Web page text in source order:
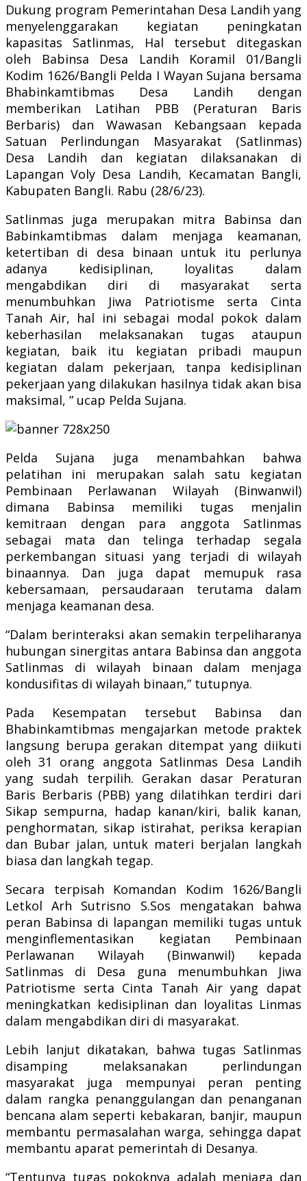
Dukung program Pemerintahan Desa Landih yang
menyelenggarakan kegiatan peningkatan
kapasitas Satlinmas, Hal tersebut ditegaskan
oleh Babinsa Desa Landih Koramil 01/Bangli
Kodim 1626/Bangli Pelda I Wayan Sujana bersama
Bhabinkamtibmas Desa Landih dengan
memberikan Latihan PBB (Peraturan Baris
Berbaris) dan Wawasan Kebangsaan kepada
Satuan Perlindungan Masyarakat (Satlinmas)
Desa Landih dan kegiatan dilaksanakan di
Lapangan Voly Desa Landih, Kecamatan Bangli,
Kabupaten Bangli. Rabu (28/6/23).
Satlinmas juga merupakan mitra Babinsa dan
Babinkamtibmas dalam menjaga keamanan,
ketertiban di desa binaan untuk itu perlunya
adanya kedisiplinan, loyalitas dalam
mengabdikan diri di masyarakat serta
menumbuhkan Jiwa Patriotisme serta Cinta
Tanah Air, hal ini sebagai modal pokok dalam
keberhasilan melaksanakan tugas ataupun
kegiatan, baik itu kegiatan pribadi maupun
kegiatan dalam pekerjaan, tanpa kedisiplinan
pekerjaan yang dilakukan hasilnya tidak akan bisa
maksimal, ” ucap Pelda Sujana.
Pelda Sujana juga menambahkan bahwa
pelatihan ini merupakan salah satu kegiatan
Pembinaan Perlawanan Wilayah (Binwanwil)
dimana Babinsa memiliki tugas menjalin
kemitraan dengan para anggota Satlinmas
sebagai mata dan telinga terhadap segala
perkembangan situasi yang terjadi di wilayah
binaannya. Dan juga dapat memupuk rasa
kebersamaan, persaudaraan terutama dalam
menjaga keamanan desa.
“Dalam berinteraksi akan semakin terpeliharanya
hubungan sinergitas antara Babinsa dan anggota
Satlinmas di wilayah binaan dalam menjaga
kondusifitas di wilayah binaan,” tutupnya.
Pada Kesempatan tersebut Babinsa dan
Bhabinkamtibmas mengajarkan metode praktek
langsung berupa gerakan ditempat yang diikuti
oleh 31 orang anggota Satlinmas Desa Landih
yang sudah terpilih. Gerakan dasar Peraturan
Baris Berbaris (PBB) yang dilatihkan terdiri dari
Sikap sempurna, hadap kanan/kiri, balik kanan,
penghormatan, sikap istirahat, periksa kerapian
dan Bubar jalan, untuk materi berjalan langkah
biasa dan langkah tegap.
Secara terpisah Komandan Kodim 1626/Bangli
Letkol Arh Sutrisno S.Sos mengatakan bahwa
peran Babinsa di lapangan memiliki tugas untuk
menginflementasikan kegiatan Pembinaan
Perlawanan Wilayah (Binwanwil) kepada
Satlinmas di Desa guna menumbuhkan Jiwa
Patriotisme serta Cinta Tanah Air yang dapat
meningkatkan kedisiplinan dan loyalitas Linmas
dalam mengabdikan diri di masyarakat.
Lebih lanjut dikatakan, bahwa tugas Satlinmas
disamping melaksanakan perlindungan
masyarakat juga mempunyai peran penting
dalam rangka penanggulangan dan penanganan
bencana alam seperti kebakaran, banjir, maupun
membantu permasalahan warga, sehingga dapat
membantu aparat pemerintah di Desanya.
“Tentunya tugas pokoknya adalah menjaga dan